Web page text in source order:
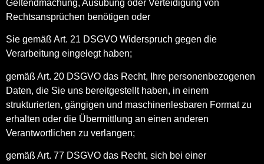
Geltendmachung, Ausübung oder Verteidigung von
Rechtsansprüchen benötigen oder
Sie gemäß Art. 21 DSGVO Widerspruch gegen die
Verarbeitung eingelegt haben;
gemäß Art. 20 DSGVO das Recht, Ihre personenbezogenen
Daten, die Sie uns bereitgestellt haben, in einem
strukturierten, gängigen und maschinenlesbaren Format zu
erhalten oder die Übermittlung an einen anderen
Verantwortlichen zu verlangen;
gemäß Art. 77 DSGVO das Recht, sich bei einer